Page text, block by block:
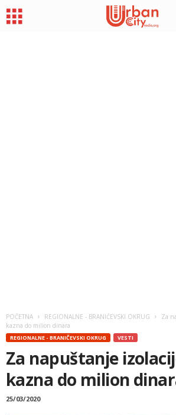
POČETNA REGIONALNE - BRANIČEVSKI OKRUG
Za
kazna do milion dinara
REGIONALNE - BRANIČEVSKI OKRUG VESTI
Za napuštanje
kazna do milion
25/03/2020